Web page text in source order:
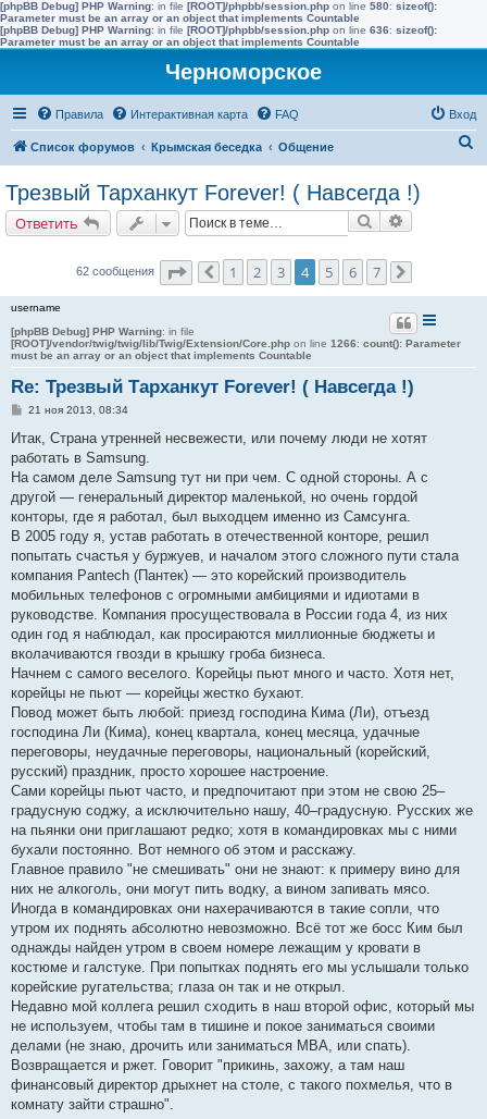
[phpBB Debug] PHP Warning: in file [ROOT]/phpbb/session.php on line 580: sizeof():
Parameter must be an array or an object that implements Countable
[phpBB Debug] PHP Warning: in file [ROOT]/phpbb/session.php on line 636: sizeof():
Parameter must be an array or an object that implements Countable
Черноморское
Правила Интерактивная карта FAQ Вход
Список форумов Крымская беседка Общение
Трезвый Тарханкут Forever! ( Навсегда !)
Ответить Поиск
62 сообщения Страница4 из7
Пред.
1 2 3 4 5 6 7
username
[phpBB Debug] PHP Warning: in file
[ROOT]/vendor/twig/twig/lib/Twig/Extension/Core.php on line 1266: count(): Parameter
must be an array or an object that implements Countable
Re: Трезвый Тарханкут Forever! ( Навсегда !)
С
о
щ
е
и
е
21 ноя 2013, 08:34
Итак, Страна утренней несвежести, или почему люди не хотят
работать в Samsung.
На самом деле Samsung тут ни при чем. С одной стороны. А с
другой — генеральный директор маленькой, но очень гордой
конторы, где я работал, был выходцем именно из Самсунга.
В 2005 году я, устав работать в отечественной конторе, решил
попытать счастья у буржуев, и началом этого сложного пути стала
компания Pantech (Пантек) — это корейский производитель
мобильных телефонов с огромными амбициями и идиотами в
руководстве. Компания просуществовала в России года 4, из них
один год я наблюдал, как просираются миллионные бюджеты и
вколачиваются гвозди в крышку гроба бизнеса.
Начнем с самого веселого. Корейцы пьют много и часто. Хотя нет,
корейцы не пьют — корейцы жестко бухают.
Повод может быть любой: приезд господина Кима (Ли), отъезд
господина Ли (Кима), конец квартала, конец месяца, удачные
переговоры, неудачные переговоры, национальный (корейский,
русский) праздник, просто хорошее настроение.
Сами корейцы пьют часто, и предпочитают при этом не свою 25–
градусную соджу, а исключительно нашу, 40–градусную. Русских же
на пьянки они приглашают редко; хотя в командировках мы с ними
бухали постоянно. Вот немного об этом и расскажу.
Главное правило "не смешивать" они не знают: к примеру вино для
них не алкоголь, они могут пить водку, а вином запивать мясо.
Иногда в командировках они нахерачиваются в такие сопли, что
утром их поднять абсолютно невозможно. Всё тот же босс Ким был
однажды найден утром в своем номере лежащим у кровати в
костюме и галстуке. При попытках поднять его мы услышали только
корейские ругательства; глаза он так и не открыл.
Недавно мой коллега решил сходить в наш второй офис, который мы
не используем, чтобы там в тишине и покое заниматься своими
делами (не знаю, дрочить или заниматься MBA, или спать).
Возвращается и ржет. Говорит "прикинь, захожу, а там наш
финансовый директор дрыхнет на столе, с такого похмелья, что в
комнату зайти страшно".